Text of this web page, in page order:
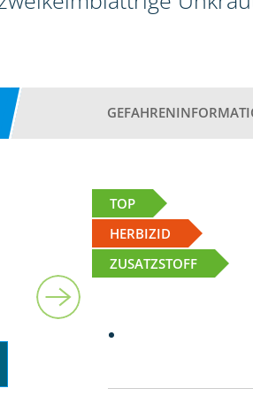
TOP
HERBIZID
ZUSATZSTOFF